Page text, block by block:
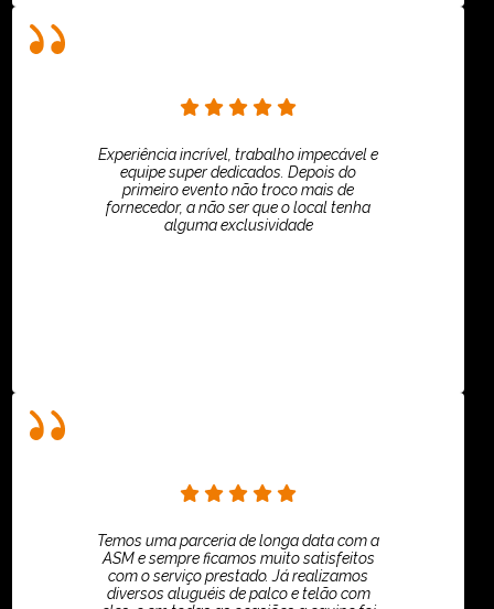
Experiência incrível, trabalho impecável e
equipe super dedicados. Depois do
primeiro evento não troco mais de
fornecedor, a não ser que o local tenha
alguma exclusividade
Temos uma parceria de longa data com a
ASM e sempre ficamos muito satisfeitos
com o serviço prestado. Já realizamos
diversos aluguéis de palco e telão com